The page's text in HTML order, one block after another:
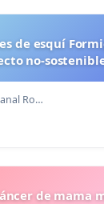
de esquí
no-
Ro…
de mama